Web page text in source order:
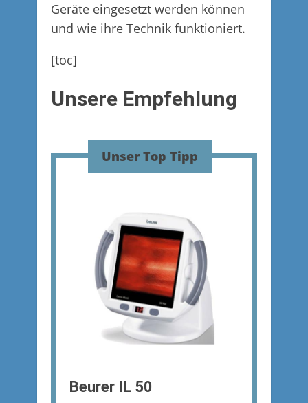
Geräte eingesetzt werden können
und wie ihre Technik funktioniert.
[toc]
Unsere Empfehlung
Unser Top Tipp
Beurer IL 50